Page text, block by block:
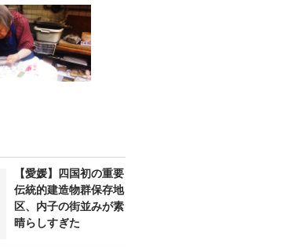
【愛媛】四国初の重要
伝統的建造物群保存地
区、内子の街並みが素
晴らしすぎた